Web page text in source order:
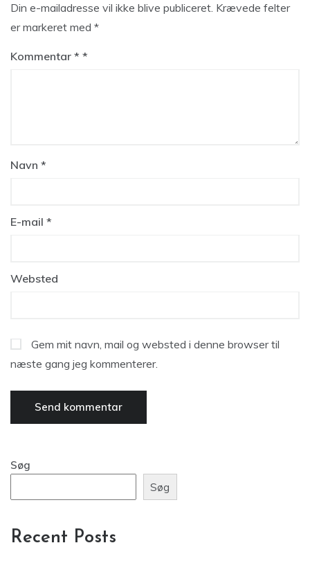
Din e-mailadresse vil ikke blive publiceret. Krævede felter
er markeret med *
Kommentar *
Navn *
E-mail *
Websted
Gem mit navn, mail og websted i denne browser til
næste gang jeg kommenterer.
Søg
Søg
Recent Posts